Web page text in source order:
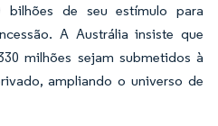
bilhões de seu estímulo para
A Austrália insiste que
milhões sejam submetidos à
ampliando o universo de